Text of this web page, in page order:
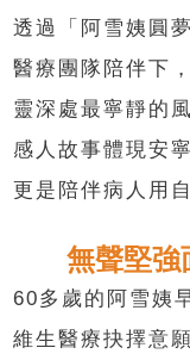
透過「阿雪姨圓
醫療團隊陪伴下
靈深處最寧靜的
感人故事體現安
更是陪伴病人用
無聲堅
60多歲的阿雪姨
維生醫療抉擇意